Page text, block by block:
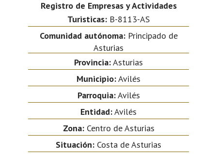
Registro de Empresas y Actividades
Turisticas: B-8113-AS
Comunidad autónoma:Principado de
Asturias
Provincia:Asturias
Municipio:Avilés
Parroquia:Avilés
Entidad:Avilés
Zona:Centro de Asturias
Situación: Costa de Asturias